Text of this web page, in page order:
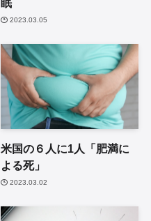
眠
2023.03.05
米国の６人に1人「肥満に
よる死」
2023.03.02